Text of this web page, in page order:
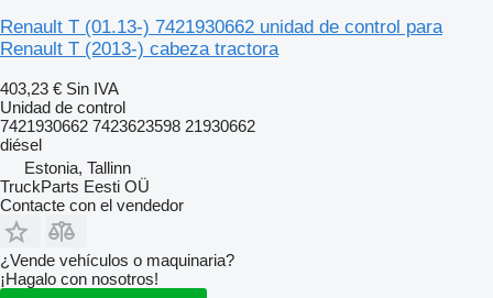
Renault T (01.13-) 7421930662 unidad de control para
Renault T (2013-) cabeza tractora
403,23 € Sin IVA
Unidad de control
7421930662 7423623598 21930662
diésel
Estonia, Tallinn
TruckParts Eesti OÜ
Contacte con el vendedor
¿Vende vehículos o maquinaria?
¡Hagalo con nosotros!